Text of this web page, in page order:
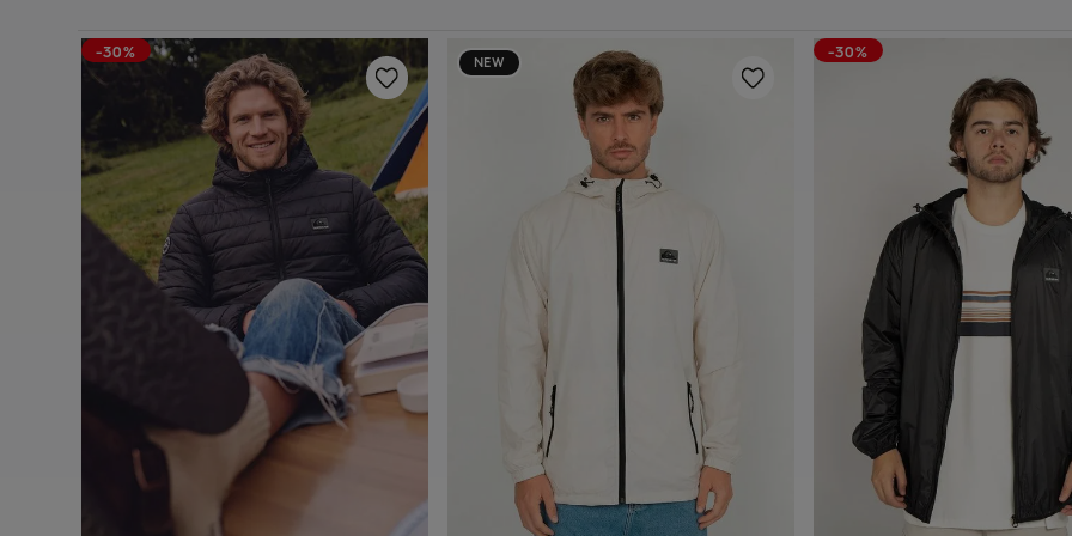
-30%
Adicionar ao carrinho
NEW
P GG
Adicionar ao carrinho
-30%
Adicionar ao